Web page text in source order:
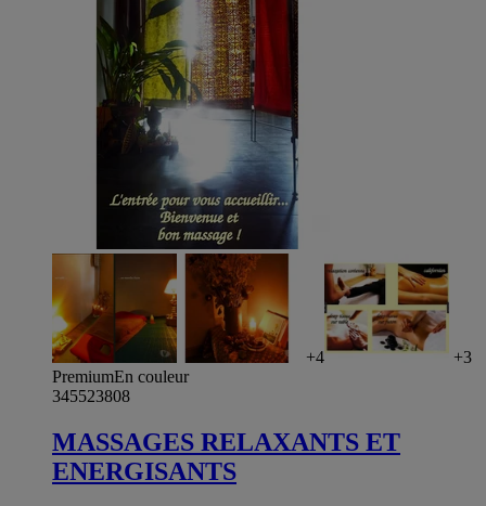
+4
+3
PremiumEn couleur
345523808
MASSAGES RELAXANTS ET
ENERGISANTS